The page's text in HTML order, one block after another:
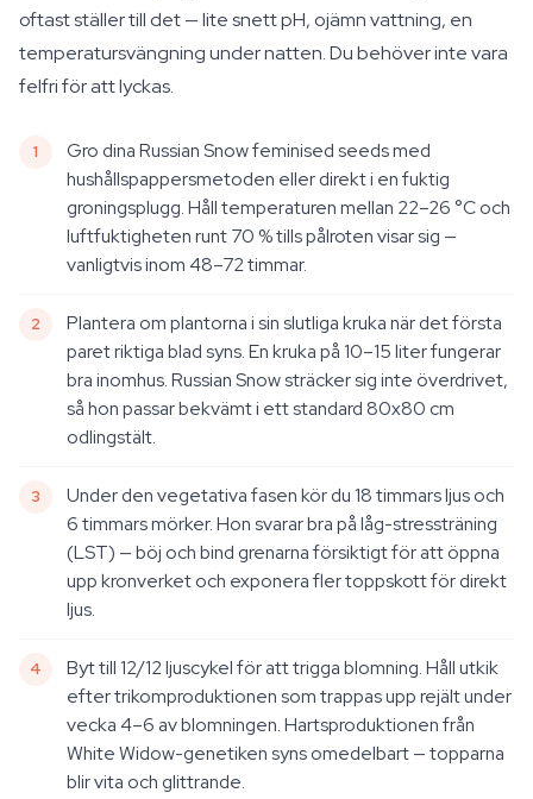
oftast ställer till det — lite snett pH, ojämn vattning, en
temperatursvängning under natten. Du behöver inte vara
felfri för att lyckas.
Gro dina Russian Snow feminised seeds med
hushållspappersmetoden eller direkt i en fuktig
groningsplugg. Håll temperaturen mellan 22–26 °C och
luftfuktigheten runt 70 % tills pålroten visar sig —
vanligtvis inom 48–72 timmar.
Plantera om plantorna i sin slutliga kruka när det första
paret riktiga blad syns. En kruka på 10–15 liter fungerar
bra inomhus. Russian Snow sträcker sig inte överdrivet,
så hon passar bekvämt i ett standard 80x80 cm
odlingstält.
Under den vegetativa fasen kör du 18 timmars ljus och
6 timmars mörker. Hon svarar bra på låg-stressträning
(LST) — böj och bind grenarna försiktigt för att öppna
upp kronverket och exponera fler toppskott för direkt
ljus.
Byt till 12/12 ljuscykel för att trigga blomning. Håll utkik
efter trikomproduktionen som trappas upp rejält under
vecka 4–6 av blomningen. Hartsproduktionen från
White Widow-genetiken syns omedelbart — topparna
blir vita och glittrande.